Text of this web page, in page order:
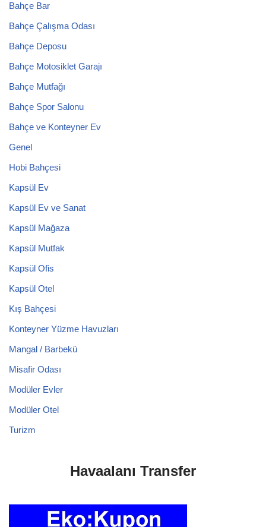
Bahçe Bar
Bahçe Çalışma Odası
Bahçe Deposu
Bahçe Motosiklet Garajı
Bahçe Mutfağı
Bahçe Spor Salonu
Bahçe ve Konteyner Ev
Genel
Hobi Bahçesi
Kapsül Ev
Kapsül Ev ve Sanat
Kapsül Mağaza
Kapsül Mutfak
Kapsül Ofis
Kapsül Otel
Kış Bahçesi
Konteyner Yüzme Havuzları
Mangal / Barbekü
Misafir Odası
Modüler Evler
Modüler Otel
Turizm
Havaalanı Transfer